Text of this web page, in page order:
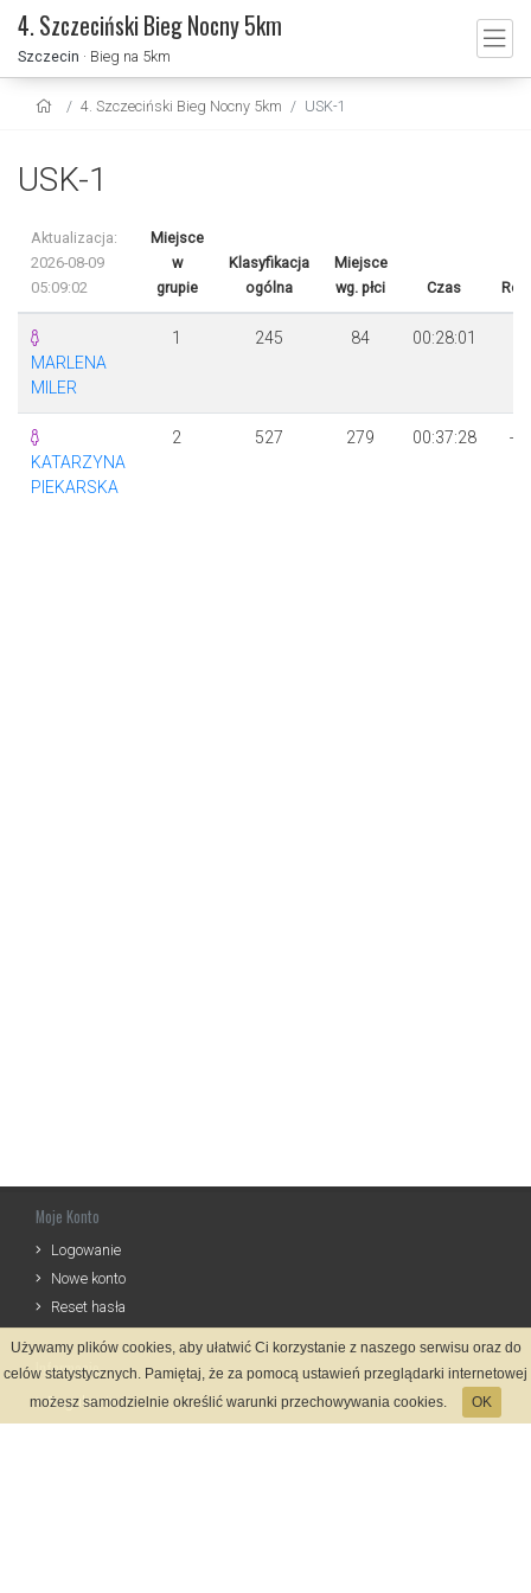
4. Szczeciński Bieg Nocny 5km
Szczecin · Bieg na 5km
4. Szczeciński Bieg Nocny 5km USK-1
USK-1
Aktualizacja:
2026-08-09
05:09:02
Miejsce
w
grupie
Klasyfikacja
ogólna
Miejsce
wg. płci
Czas
MARLENA
MILER
1 245 84 00:28:01
KATARZYNA
PIEKARSKA
2 527 279 00:37:28
+
Moje Konto
Logowanie
Nowe konto
Reset hasła
Informacje
Regulamin
Używamy plików cookies, aby ułatwić Ci korzystanie z naszego serwisu oraz do
celów statystycznych. Pamiętaj, że za pomocą ustawień przeglądarki internetowej
możesz samodzielnie określić warunki przechowywania cookies.
OK